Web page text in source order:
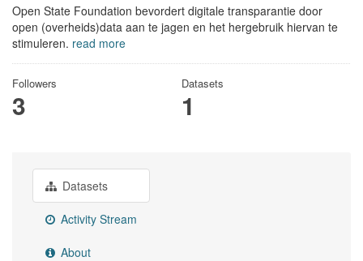
Open State Foundation bevordert digitale transparantie door
open (overheids)data aan te jagen en het hergebruik hiervan te
stimuleren. read more
Followers
3
Datasets
1
Datasets
Activity Stream
About